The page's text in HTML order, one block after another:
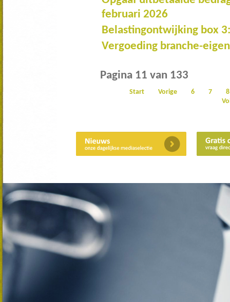
februari 2026
Belastingontwijking box
Vergoeding branche-
Pagina 11 van 133
Start Vorige 6 7
8